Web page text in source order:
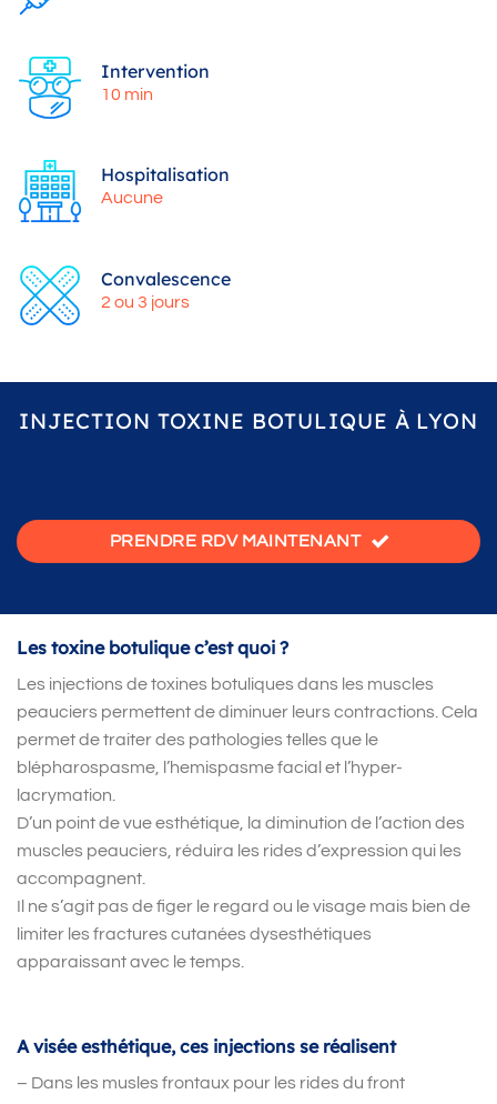
Intervention
10 min
Hospitalisation
Aucune
Convalescence
2 ou 3 jours
INJECTION TOXINE BOTULIQUE À LYON
PRENDRE RDV MAINTENANT
Les toxine botulique c’est quoi ?
Les injections de toxines botuliques dans les muscles
peauciers permettent de diminuer leurs contractions. Cela
permet de traiter des pathologies telles que le
blépharospasme, l’hemispasme facial et l’hyper-
lacrymation.
D’un point de vue esthétique, la diminution de l’action des
muscles peauciers, réduira les rides d’expression qui les
accompagnent.
Il ne s’agit pas de figer le regard ou le visage mais bien de
limiter les fractures cutanées dysesthétiques
apparaissant avec le temps.
A visée esthétique, ces injections se réalisent
– Dans les musles frontaux pour les rides du front